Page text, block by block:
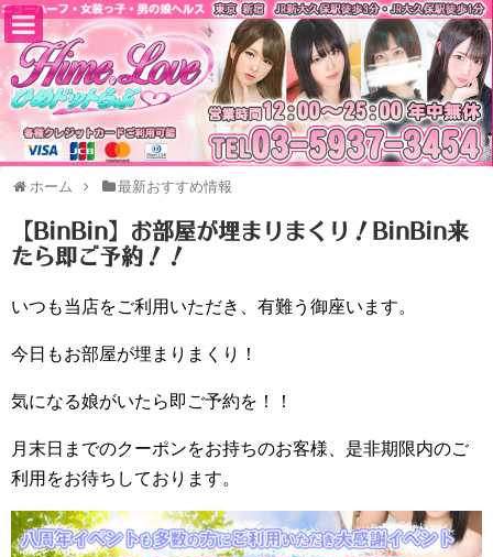
ホーム 最新おすすめ情報
【BinBin】お部屋が埋まりまくり！BinBin来
たら即ご予約！！
いつも当店をご利用いただき、有難う御座います。
今日もお部屋が埋まりまくり！
気になる娘がいたら即ご予約を！！
月末日までのクーポンをお持ちのお客様、是非期限内のご
利用をお待ちしております。